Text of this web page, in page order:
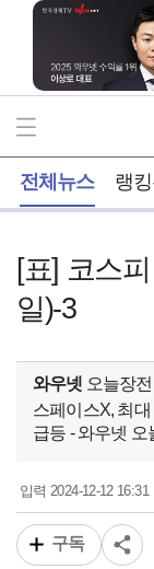
전체뉴스 랭
[표] 코스
일)-3
와우넷 오늘장
스페이스X, 최
급등 - 와우넷 오
입력 2024-12-12 16:31
구독